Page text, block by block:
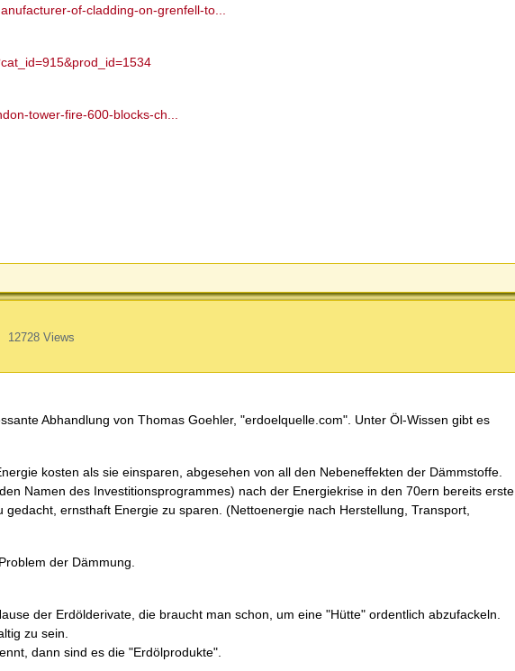
of-cladding-on-grenfell-to...
tower-fire-600-blocks-ch...
12728 Views
Abhandlung von Thomas Goehler, "erdoelquelle.com". Unter Öl-Wissen gibt es
kosten als sie einsparen, abgesehen von all den Nebeneffekten der Dämmstoffe.
Namen des Investitionsprogrammes) nach der Energiekrise in den 70ern bereits erste
ernsthaft Energie zu sparen. (Nettoenergie nach Herstellung, Transport,
der Dämmung.
der Erdölderivate, die braucht man schon, um eine "Hütte" ordentlich abzufackeln.
zu sein.
dann sind es die "Erdölprodukte".